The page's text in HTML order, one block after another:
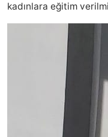
kadınlara eğitim